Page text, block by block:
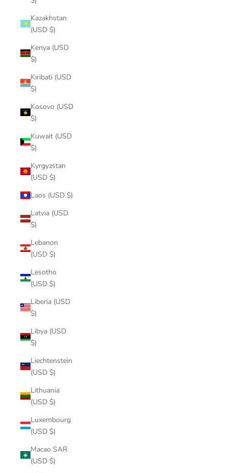
Kazakhstan
(USD $)
Kenya (USD
$)
Kiribati (USD
$)
Kosovo (USD
$)
Kuwait (USD
$)
Kyrgyzstan
(USD $)
Laos (USD $)
Latvia (USD
$)
Lebanon
(USD $)
Lesotho
(USD $)
Liberia (USD
$)
Libya (USD
$)
Liechtenstein
(USD $)
Lithuania
(USD $)
Luxembourg
(USD $)
Macao SAR
(USD $)